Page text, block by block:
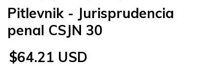
Pitlevnik - Jurisprudencia
penal CSJN 30
$64.21 USD